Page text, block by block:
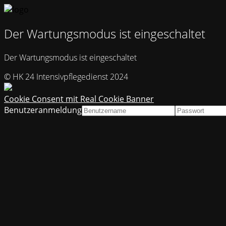
Der Wartungsmodus ist eingeschaltet
Der Wartungsmodus ist eingeschaltet
© HK 24 Intensivpflegedienst 2024
Cookie Consent mit Real Cookie Banner
Benutzeranmeldung